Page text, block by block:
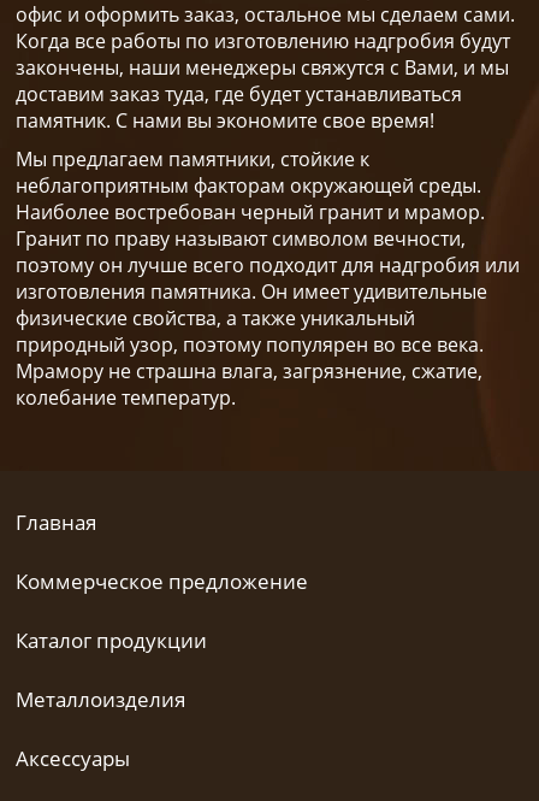
офис и оформить заказ, остальное мы сделаем сами.
Когда все работы по изготовлению надгробия будут
закончены, наши менеджеры свяжутся с Вами, и мы
доставим заказ туда, где будет устанавливаться
памятник. С нами вы экономите свое время!
Мы предлагаем памятники, стойкие к
неблагоприятным факторам окружающей среды.
Наиболее востребован черный гранит и мрамор.
Гранит по праву называют символом вечности,
поэтому он лучше всего подходит для надгробия или
изготовления памятника. Он имеет удивительные
физические свойства, а также уникальный
природный узор, поэтому популярен во все века.
Мрамору не страшна влага, загрязнение, сжатие,
колебание температур.
Главная
Коммерческое предложение
Каталог продукции
Металлоизделия
Аксессуары